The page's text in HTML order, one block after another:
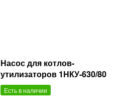
Насос для котлов-
утилизаторов 1НКУ-630/80
Есть в наличии